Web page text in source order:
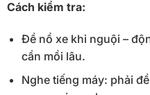
Cách kiểm tra:
Đề nổ xe khi nguội –
cần mồi lâu.
Nghe tiếng máy: phải